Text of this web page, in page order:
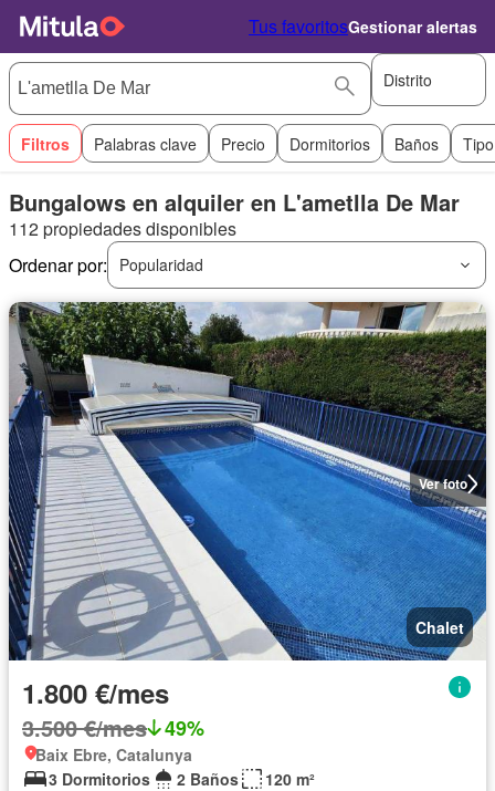
Tus favoritosGestionar alertas
Distrito
Filtros Palabras clave Precio Dormitorios Baños
Bungalows en alquiler en L'ametlla De Mar
112 propiedades disponibles
Ordenar por:
Popularidad
Ver foto
Chalet
1.800 €/mes
3.500 €/mes 49%
Baix Ebre, Catalunya
3 Dormitorios
2 Baños
120 m²